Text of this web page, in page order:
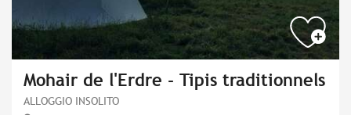
Mohair de l'Erdre - Tipis traditionnels
ALLOGGIO INSOLITO